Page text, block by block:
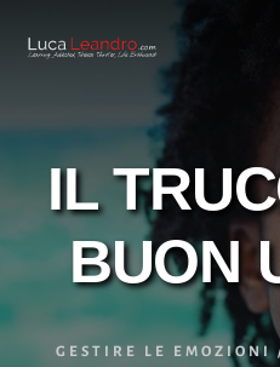
content
footer
IL
BUON
GESTIRE LE EMOZIONI